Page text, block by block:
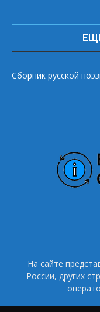
Сборник русской
На сайте
России, других